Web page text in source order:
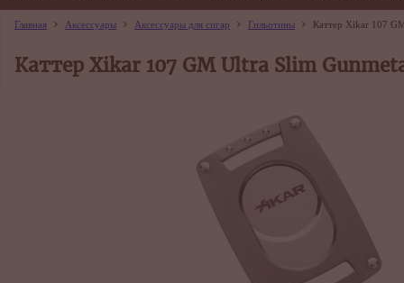
Главная Аксессуары Аксессуары для сигар Гильотины Каттер Xikar 107
Каттер Xikar 107 GM Ultra Slim